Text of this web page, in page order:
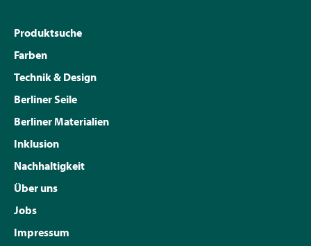
Produktsuche
Farben
Technik & Design
Berliner Seile
Berliner Materialien
Inklusion
Nachhaltigkeit
Über uns
Jobs
Impressum